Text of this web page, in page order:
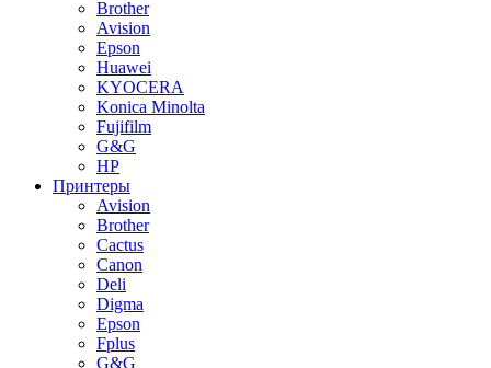
Brother
Avision
Epson
Huawei
KYOCERA
Konica Minolta
Fujifilm
G&G
HP
Принтеры
Avision
Brother
Cactus
Canon
Deli
Digma
Epson
Fplus
G&G